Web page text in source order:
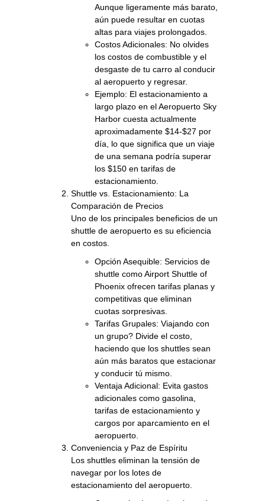
Aunque ligeramente más barato,
aún puede resultar en cuotas
altas para viajes prolongados.
Costos Adicionales: No olvides
los costos de combustible y el
desgaste de tu carro al conducir
al aeropuerto y regresar.
Ejemplo: El estacionamiento a
largo plazo en el Aeropuerto Sky
Harbor cuesta actualmente
aproximadamente $14-$27 por
día, lo que significa que un viaje
de una semana podría superar
los $150 en tarifas de
estacionamiento.
Shuttle vs. Estacionamiento: La
Comparación de Precios
Uno de los principales beneficios de un
shuttle de aeropuerto es su eficiencia
en costos.
Opción Asequible: Servicios de
shuttle como Airport Shuttle of
Phoenix ofrecen tarifas planas y
competitivas que eliminan
cuotas sorpresivas.
Tarifas Grupales: Viajando con
un grupo? Divide el costo,
haciendo que los shuttles sean
aún más baratos que estacionar
y conducir tú mismo.
Ventaja Adicional: Evita gastos
adicionales como gasolina,
tarifas de estacionamiento y
cargos por aparcamiento en el
aeropuerto.
Conveniencia y Paz de Espíritu
Los shuttles eliminan la tensión de
navegar por los lotes de
estacionamiento del aeropuerto.